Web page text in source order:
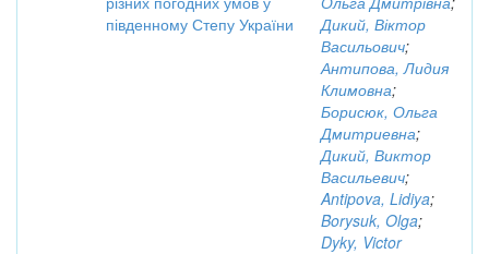
південному Степу України
Дикий, Віктор
Васильович;
Антипова, Лидия
Климовна;
Борисюк, Ольга
Дмитриевна;
Дикий, Виктор
Васильевич;
Antipova, Lidiya;
Borysuk, Olga;
Dyky, Victor